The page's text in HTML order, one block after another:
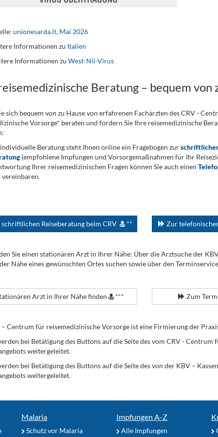
unionesarda.it, Mai 2026
Informationen zu Italien
Informationen zu West-Nil-Virus
Beratung – bequem von
sich bequem von zu Hause von erfahrenen Fachärzten des CRV -
Vorsorge* beraten und fordern Sie Ihre reisemedizinische
Beratung steht Ihnen online ein Fragebogen zur
(empfohlene Impfungen und Vorsorgemaßnahmen für Ihr
Ihrer reisemedizinischen Fragen können Sie auch einen
vereinbaren.
Reiseberatung beim CRV ** Zur
Sie einen stationären Arzt in Ihrer Nähe: Über die Arztsuche der
Nähe eines gewünschten Ortes suchen sowie über den
Arzt in Ihrer Nähe finden *** Zum
für reisemedizinische Vorsorge ist eine Firmierung der
bei Betätigung des Buttons auf die Seite des vom CRV - Centrum
weitergeleitet.
bei Betätigung des Buttons auf die Seite des von der KBV –
weitergeleitet.
Malaria
Schutz vor Malaria
Impfungen A-Z
Alle Impfungen